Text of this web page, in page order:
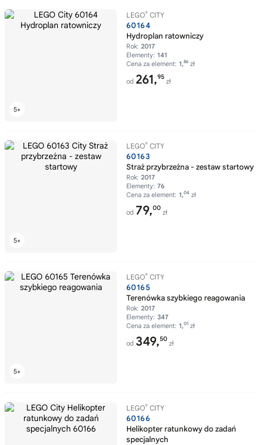
LEGO® CITY
60164
Hydroplan ratowniczy
Rok: 2017
Elementy: 141
Cena za element: 1,86 zł
od 261,95
zł
LEGO® CITY
60163
Straż przybrzeżna - zestaw startowy
Rok: 2017
Elementy: 76
Cena za element: 1,04 zł
od 79,00
zł
LEGO® CITY
60165
Terenówka szybkiego reagowania
Rok: 2017
Elementy: 347
Cena za element: 1,01 zł
od 349,50
zł
LEGO® CITY
60166
Helikopter ratunkowy do zadań
specjalnych